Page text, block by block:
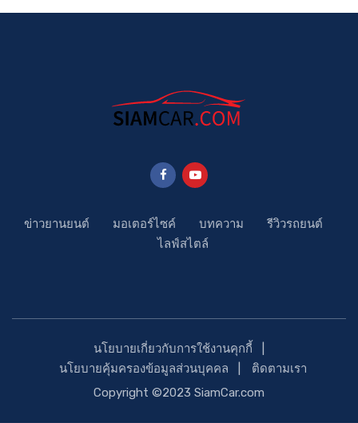
ข่าวยานยนต์ มอเตอร์ไซค์ บทความ
รีวิวรถยนต์
ไลฟ์สไตล์
นโยบายเกี่ยวกับการใช้งานคุกกี้
นโยบายคุ้มครองข้อมูลส่วนบุคคล
ติดตามเรา
Copyright ©2023 SiamCar.com